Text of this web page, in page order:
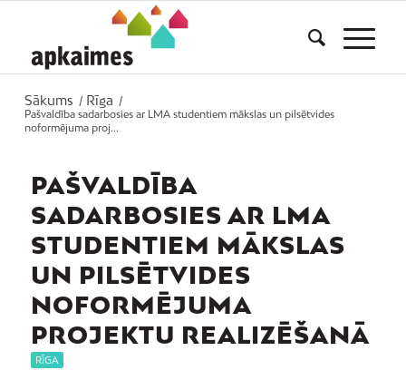
Sākums / Rīga
/
Pašvaldība sadarbosies ar LMA studentiem mākslas un pilsētvides
noformējuma proj...
PAŠVALDĪBA
SADARBOSIES AR LMA
STUDENTIEM MĀKSLAS
UN PILSĒTVIDES
NOFORMĒJUMA
PROJEKTU REALIZĒŠANĀ
RĪGA